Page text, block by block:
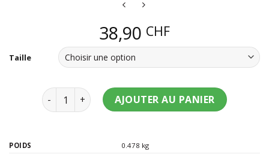
38,90 CHF
Taille
quantité de Déguisement corsaire sexy femme
AJOUTER AU PANIER
POIDS
0.478 kg